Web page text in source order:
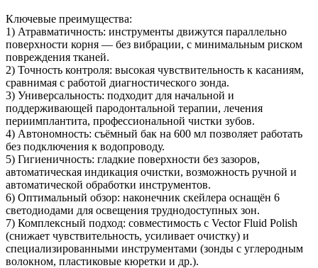
Ключевые преимущества:
1) Атравматичность: инструменты движутся параллельно
поверхности корня — без вибрации, с минимальным риском
повреждения тканей.
2) Точность контроля: высокая чувствительность к касаниям,
сравнимая с работой диагностического зонда.
3) Универсальность: подходит для начальной и
поддерживающей пародонтальной терапии, лечения
периимплантита, профессиональной чистки зубов.
4) Автономность: съёмный бак на 600 мл позволяет работать
без подключения к водопроводу.
5) Гигиеничность: гладкие поверхности без зазоров,
автоматическая индикация очистки, возможность ручной и
автоматической обработки инструментов.
6) Оптимальный обзор: наконечник скейлера оснащён 6
светодиодами для освещения труднодоступных зон.
7) Комплексный подход: совместимость с Vector Fluid Polish
(снижает чувствительность, усиливает очистку) и
специализированными инструментами (зонды с углеродным
волокном, пластиковые кюретки и др.).